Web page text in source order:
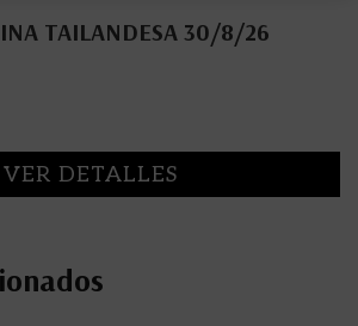
TAILANDESA 30/8/26
VER DETALLES